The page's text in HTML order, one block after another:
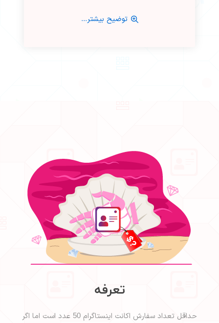
توضیح بیشتر...
تعرفه
حداقل تعداد سفارش اکانت اینستاگرام 50 عدد است اما اگر